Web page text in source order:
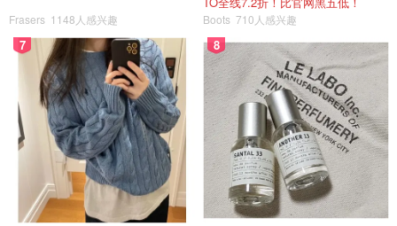
Frasers 1148人感兴趣 Boots 710人感兴趣
7 8